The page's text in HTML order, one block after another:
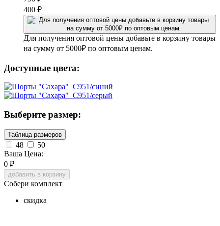
400 ₽
Для получения оптовой цены добавьте в корзину товары
на сумму от 5000₽ по оптовым ценам.
Доступные цвета:
Выберите размер:
Таблица размеров
48
50
Ваша Цена:
0 ₽
добавить в корзину
Собери комплект
скидка